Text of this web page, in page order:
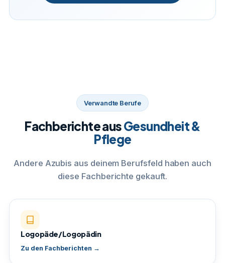
Verwandte Berufe
Fachberichte ausGesundheit &
Pflege
Andere Azubis aus deinem Berufsfeld haben auch
diese Fachberichte gekauft.
Logopäde/Logopädin
Zu den Fachberichten →